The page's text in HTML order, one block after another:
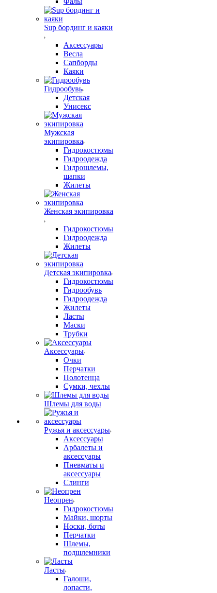
Sup бординг и каяки
Аксессуары
Весла
Сапборды
Каяки
Гидрообувь
Детская
Унисекс
Мужская
экипировка
Гидрокостюмы
Гидроодежда
Гидрошлемы,
шапки
Жилеты
Женская экипировка
Гидрокостюмы
Гидроодежда
Жилеты
Детская экипировка
Гидрокостюмы
Гидрообувь
Гидроодежда
Жилеты
Ласты
Маски
Трубки
Аксессуары
Очки
Перчатки
Полотенца
Сумки, чехлы
Шлемы для воды
Ружья и аксессуары
Аксессуары
Арбалеты и
аксессуары
Пневматы и
аксессуары
Слинги
Неопрен
Гидрокостюмы
Майки, шорты
Носки, боты
Перчатки
Шлемы,
подшлемники
Ласты
Галоши,
лопасти,